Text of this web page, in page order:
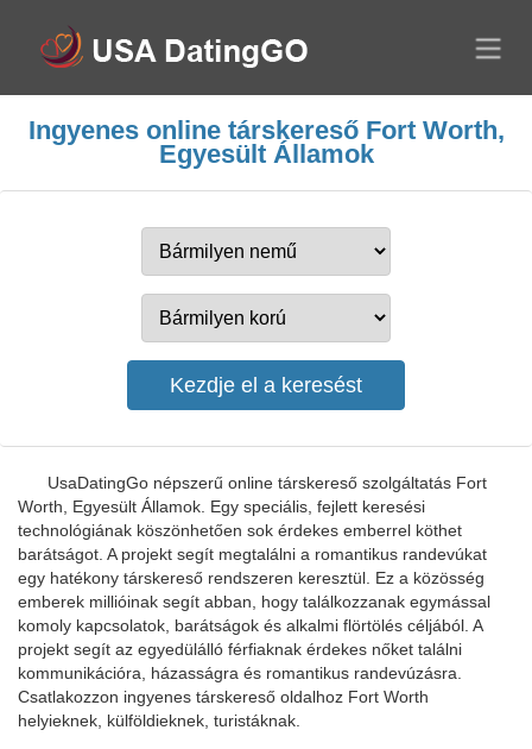
Ingyenes online társkereső Fort Worth,
Egyesült Államok
UsaDatingGo népszerű online társkereső szolgáltatás Fort
Worth, Egyesült Államok. Egy speciális, fejlett keresési
technológiának köszönhetően sok érdekes emberrel köthet
barátságot. A projekt segít megtalálni a romantikus randevúkat
egy hatékony társkereső rendszeren keresztül. Ez a közösség
emberek millióinak segít abban, hogy találkozzanak egymással
komoly kapcsolatok, barátságok és alkalmi flörtölés céljából. A
projekt segít az egyedülálló férfiaknak érdekes nőket találni
kommunikációra, házasságra és romantikus randevúzásra.
Csatlakozzon ingyenes társkereső oldalhoz Fort Worth
helyieknek, külföldieknek, turistáknak.